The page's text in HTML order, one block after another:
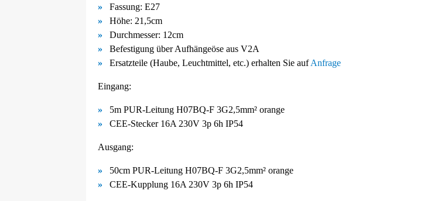
Fassung: E27
Höhe: 21,5cm
Durchmesser: 12cm
Befestigung über Aufhängeöse aus V2A
Ersatzteile (Haube, Leuchtmittel, etc.) erhalten Sie aufAnfrage
Eingang:
5m PUR-Leitung H07BQ-F 3G2,5mm² orange
CEE-Stecker 16A 230V 3p 6h IP54
Ausgang:
50cm PUR-Leitung H07BQ-F 3G2,5mm² orange
CEE-Kupplung 16A 230V 3p 6h IP54